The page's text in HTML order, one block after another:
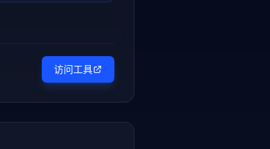
访问工具